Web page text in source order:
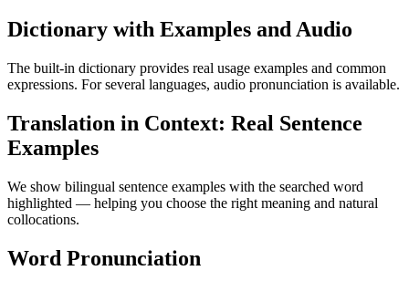
Dictionary with Examples and Audio
The built-in dictionary provides real usage examples and common
expressions. For several languages, audio pronunciation is available.
Translation in Context: Real Sentence
Examples
We show bilingual sentence examples with the searched word
highlighted — helping you choose the right meaning and natural
collocations.
Word Pronunciation